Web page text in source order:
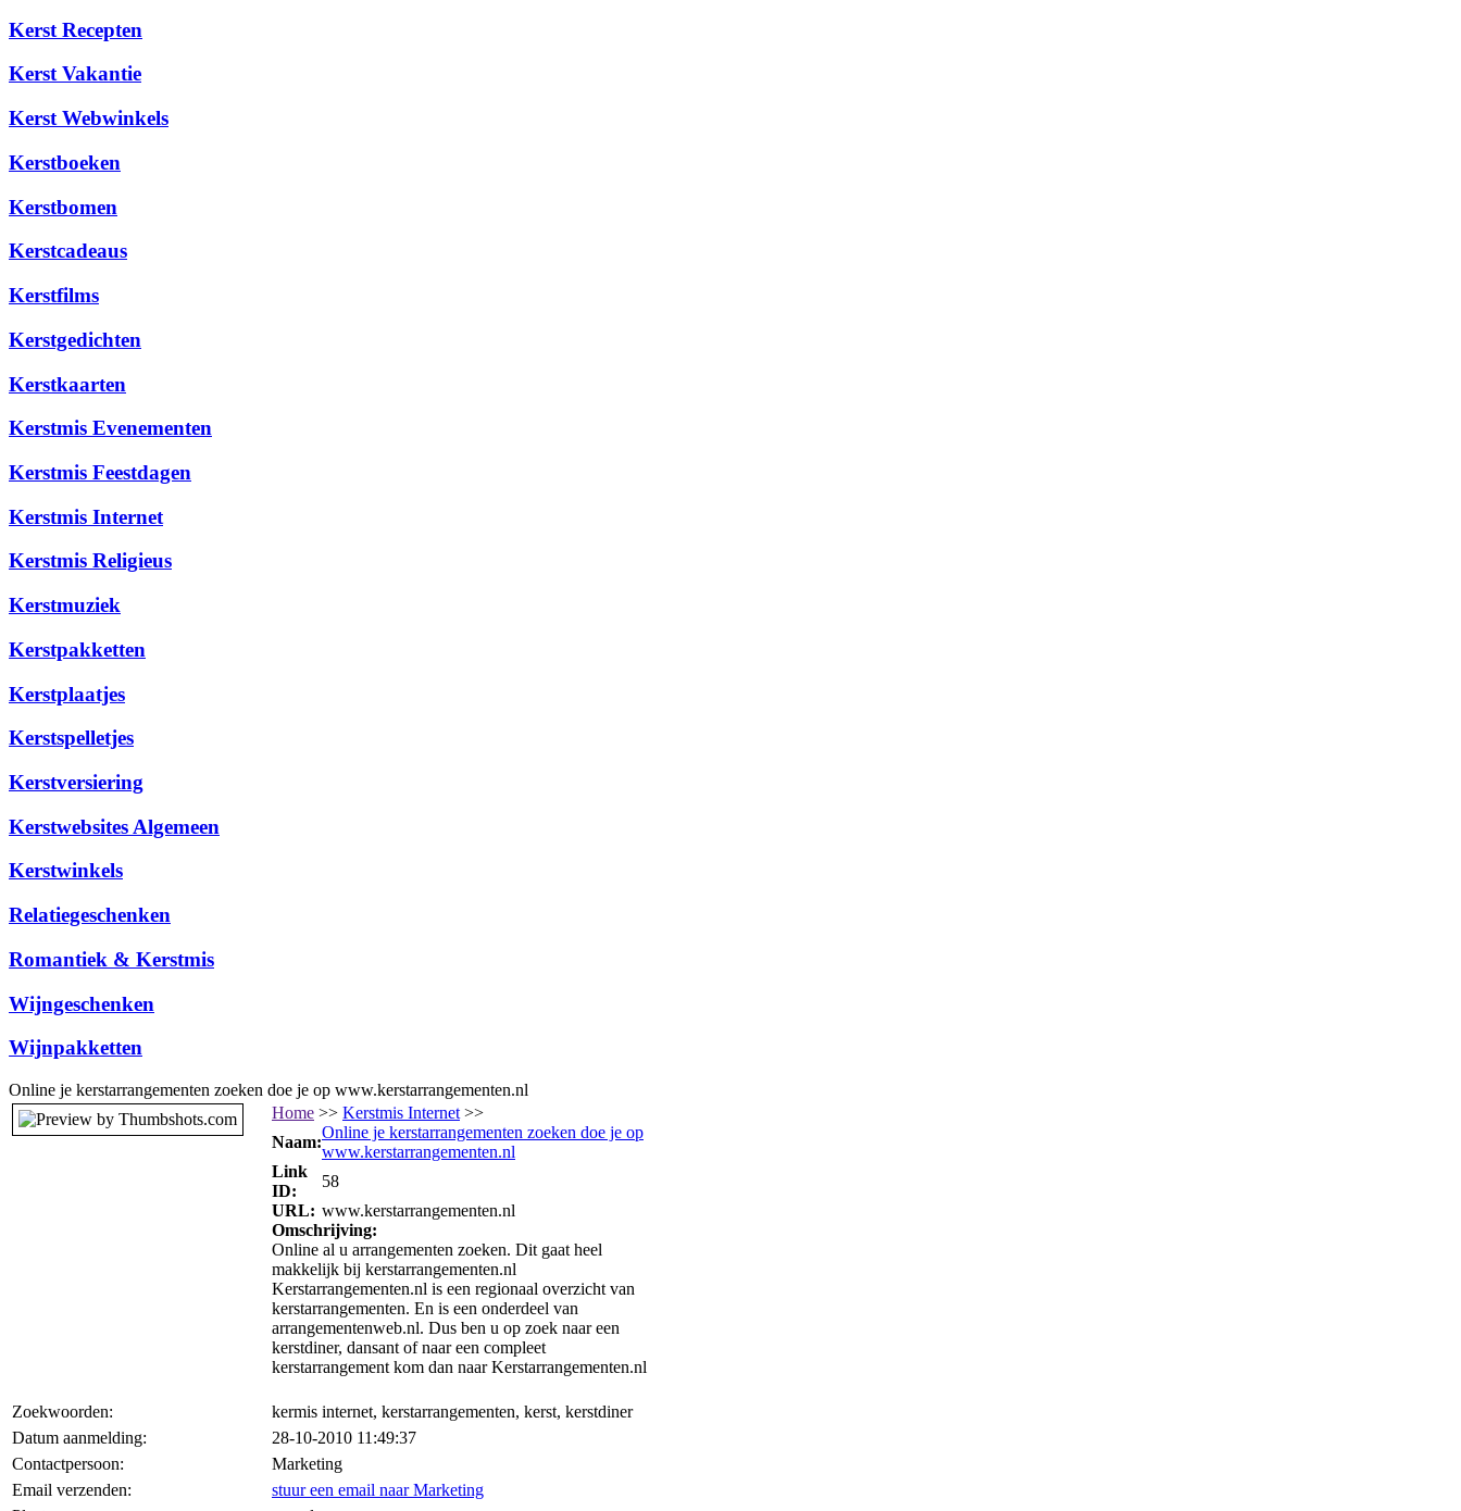
Kerst Recepten
Kerst Vakantie
Kerst Webwinkels
Kerstboeken
Kerstbomen
Kerstcadeaus
Kerstfilms
Kerstgedichten
Kerstkaarten
Kerstmis Evenementen
Kerstmis Feestdagen
Kerstmis Internet
Kerstmis Religieus
Kerstmuziek
Kerstpakketten
Kerstplaatjes
Kerstspelletjes
Kerstversiering
Kerstwebsites Algemeen
Kerstwinkels
Relatiegeschenken
Romantiek & Kerstmis
Wijngeschenken
Wijnpakketten
Online je kerstarrangementen zoeken doe je op www.kerstarrangementen.nl
Home >> Kerstmis Internet >>
Naam:
Online je kerstarrangementen zoeken doe je op
www.kerstarrangementen.nl
Link
ID:
58
URL: www.kerstarrangementen.nl
Omschrijving:
Online al u arrangementen zoeken. Dit gaat heel
makkelijk bij kerstarrangementen.nl
Kerstarrangementen.nl is een regionaal overzicht van
kerstarrangementen. En is een onderdeel van
arrangementenweb.nl. Dus ben u op zoek naar een
kerstdiner, dansant of naar een compleet
kerstarrangement kom dan naar Kerstarrangementen.nl
Zoekwoorden:
kermis internet, kerstarrangementen, kerst, kerstdiner
Datum aanmelding:
28-10-2010 11:49:37
Contactpersoon:
Marketing
Email verzenden:
stuur een email naar Marketing